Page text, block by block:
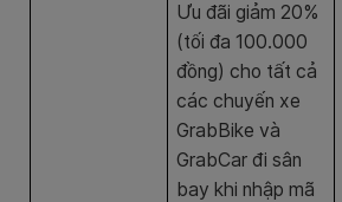
Ưu đãi giảm 20%
(tối đa 100.000
đồng) cho tất cả
các chuyến xe
GrabBike và
GrabCar đi sân
bay khi nhập mã